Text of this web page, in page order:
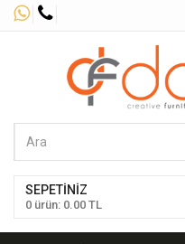
SEPETINIZ
0 ürün: 0.00 TL